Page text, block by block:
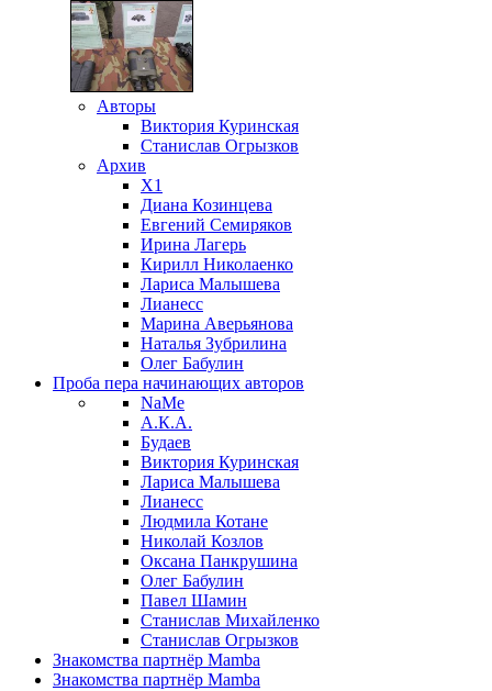
Авторы
Виктория Куринская
Станислав Огрызков
Архив
X1
Диана Козинцева
Евгений Семиряков
Ирина Лагерь
Кирилл Николаенко
Лариса Малышева
Лианесс
Марина Аверьянова
Наталья Зубрилина
Олег Бабулин
Проба пера начинающих авторов
NaMe
А.К.А.
Будаев
Виктория Куринская
Лариса Малышева
Лианесс
Людмила Котане
Николай Козлов
Оксана Панкрушина
Олег Бабулин
Павел Шамин
Станислав Михайленко
Станислав Огрызков
Знакомства партнёр Mamba
Знакомства партнёр Mamba